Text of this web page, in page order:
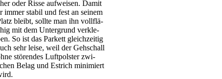
oder Ris­se auf­wei­sen. Damit
immer sta­bil und fest an sei­nem
bleibt, soll­te man ihn voll­flä­
mit dem Unter­grund ver­kle­
So ist das Par­kett gleich­zei­tig
sehr lei­se, weil der Geh­schall
stö­ren­des Luft­pols­ter zwi­
Belag und Est­rich mini­miert